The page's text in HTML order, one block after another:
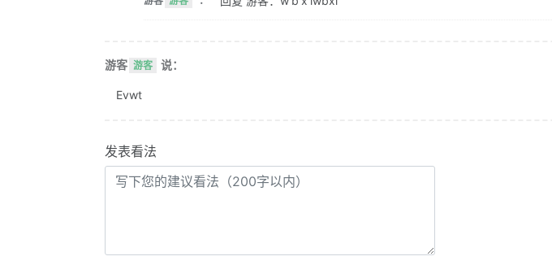
游客 游客 说：
Evwt
发表看法